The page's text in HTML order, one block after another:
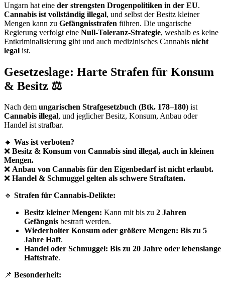
Ungarn hat eine der strengsten Drogenpolitiken in der EU.
Cannabis ist vollständig illegal, und selbst der Besitz kleiner
Mengen kann zu Gefängnisstrafen führen. Die ungarische
Regierung verfolgt eine Null-Toleranz-Strategie, weshalb es keine
Entkriminalisierung gibt und auch medizinisches Cannabis nicht
legal ist.
Gesetzeslage: Harte Strafen für Konsum
& Besitz ⚖️
Nach dem ungarischen Strafgesetzbuch (Btk. 178–180) ist
Cannabis illegal, und jeglicher Besitz, Konsum, Anbau oder
Handel ist strafbar.
🔹 Was ist verboten?
❌ Besitz & Konsum von Cannabis sind illegal, auch in kleinen
Mengen.
❌ Anbau von Cannabis für den Eigenbedarf ist nicht erlaubt.
❌ Handel & Schmuggel gelten als schwere Straftaten.
🔹 Strafen für Cannabis-Delikte:
Besitz kleiner Mengen: Kann mit bis zu 2 Jahren
Gefängnis bestraft werden.
Wiederholter Konsum oder größere Mengen: Bis zu 5
Jahre Haft.
Handel oder Schmuggel: Bis zu 20 Jahre oder lebenslange
Haftstrafe.
📌 Besonderheit: